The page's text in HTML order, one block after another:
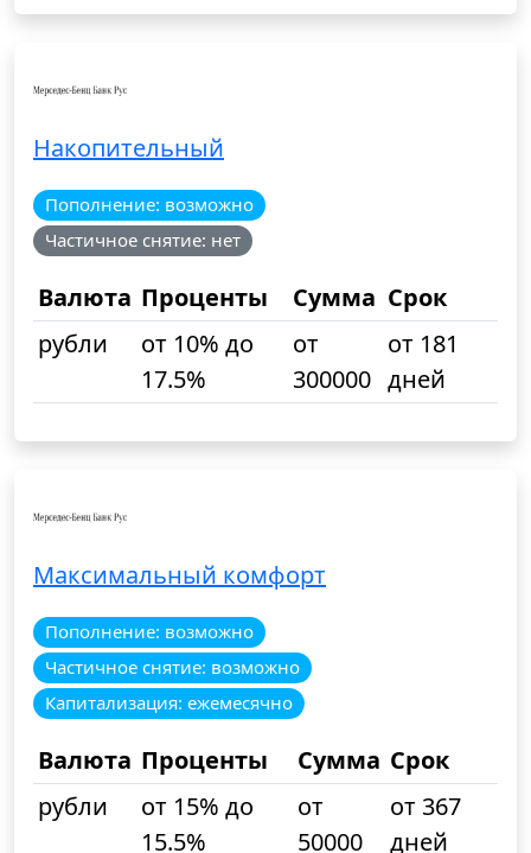
Накопительный
Пополнение: возможно
Частичное снятие: нет
Валюта Проценты Сумма Срок
рубли
от 10% до
17.5%
от
300000
от 181
дней
Максимальный комфорт
Пополнение: возможно
Частичное снятие: возможно
Капитализация: ежемесячно
Валюта Проценты Сумма Срок
рубли
от 15% до
15.5%
от
50000
от 367
дней